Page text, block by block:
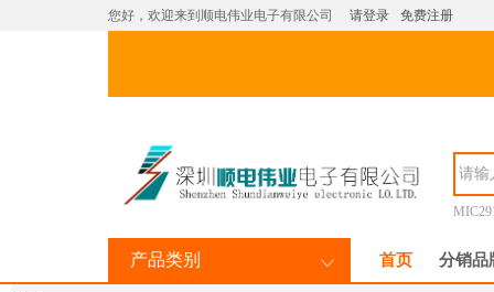
您好，欢迎来到顺电伟业电子有限公司 请登录 免费注册
产品类别 首页 分销品